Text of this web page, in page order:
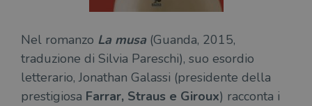
Nel romanzo La musa (Guanda, 2015,
traduzione di Silvia Pareschi), suo esordio
letterario, Jonathan Galassi (presidente della
prestigiosa Farrar, Straus e Giroux) racconta i